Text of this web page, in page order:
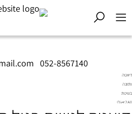
052-8567140
דיאטה
ותזונה
בשיטת
Diet2All: